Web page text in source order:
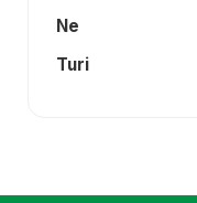
Ne
Turi